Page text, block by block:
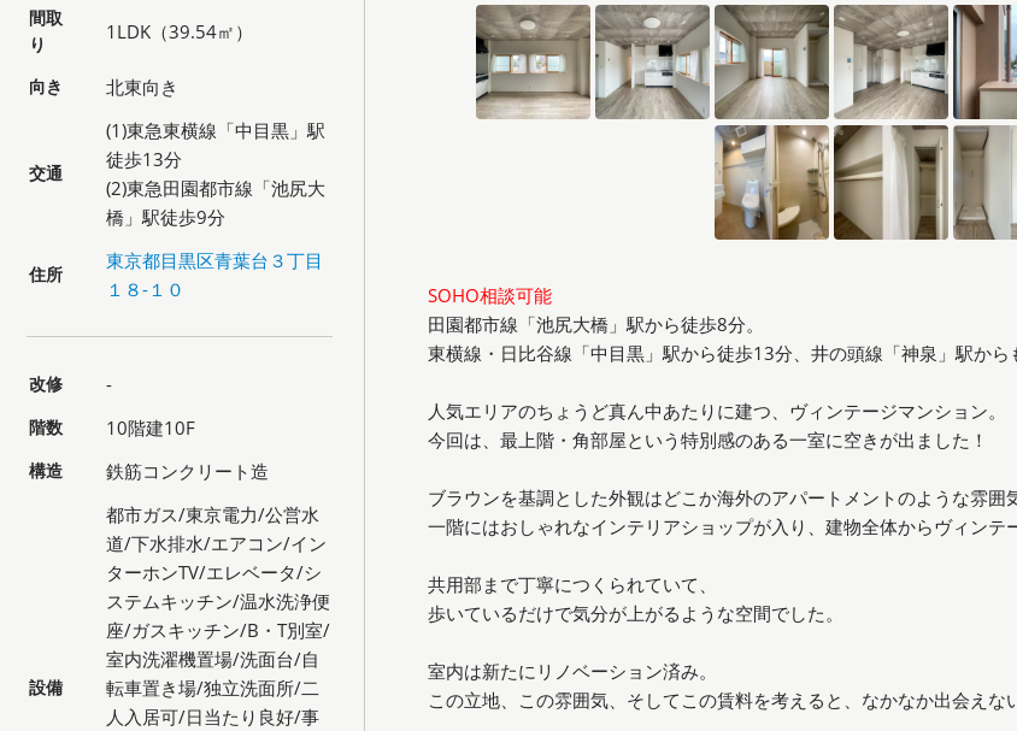
間取
り
1LDK（39.54㎡）
向き 北東向き
交通
(1)東急東横線「中目黒」駅
徒歩13分
(2)東急田園都市線「池尻大
橋」駅徒歩9分
住所
東京都目黒区青葉台３丁目
１８-１０
改修 -
階数 10階建10F
構造 鉄筋コンクリート造
設備
都市ガス/東京電力/公営水
道/下水排水/エアコン/イン
ターホンTV/エレベータ/シ
ステムキッチン/温水洗浄便
座/ガスキッチン/B・T別室/
室内洗濯機置場/洗面台/自
転車置き場/独立洗面所/二
人入居可/日当たり良好/事
SOHO相談可能
田園都市線「池尻大橋」駅から徒歩8分。
東横線・日比谷線「中目黒」駅から徒歩13分、井の頭線「神泉」駅から
人気エリアのちょうど真ん中あたりに建つ、ヴィンテージマンション。
今回は、最上階・角部屋という特別感のある一室に空きが出ました！
ブラウンを基調とした外観はどこか海外のアパートメントのような雰囲
一階にはおしゃれなインテリアショップが入り、建物全体からヴィンテ
共用部まで丁寧につくられていて、
歩いているだけで気分が上がるような空間でした。
室内は新たにリノベーション済み。
この立地、この雰囲気、そしてこの賃料を考えると、なかなか出会えな